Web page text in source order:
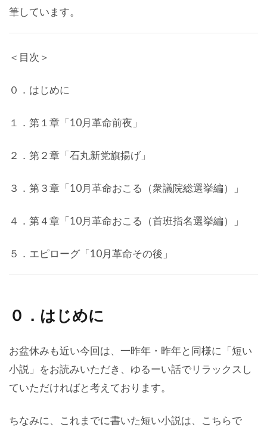
筆しています。
＜目次＞
０．はじめに
１．第１章「10月革命前夜」
２．第２章「石丸新党旗揚げ」
３．第３章「10月革命おこる（衆議院総選挙編）」
４．第４章「10月革命おこる（首班指名選挙編）」
５．エピローグ「10月革命その後」
０．はじめに
お盆休みも近い今回は、一昨年・昨年と同様に「短い
小説」をお読みいただき、ゆるーい話でリラックスし
ていただければと考えております。
ちなみに、これまでに書いた短い小説は、こちらで